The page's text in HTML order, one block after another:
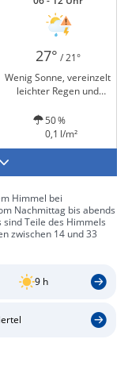
27° / 21°
Wenig Sonne, vereinzelt
leichter Regen und
50 %
0,1 l/m²
Himmel bei
Nachmittag bis abends
Teile des Himmels
zwischen 14 und 33
9 h